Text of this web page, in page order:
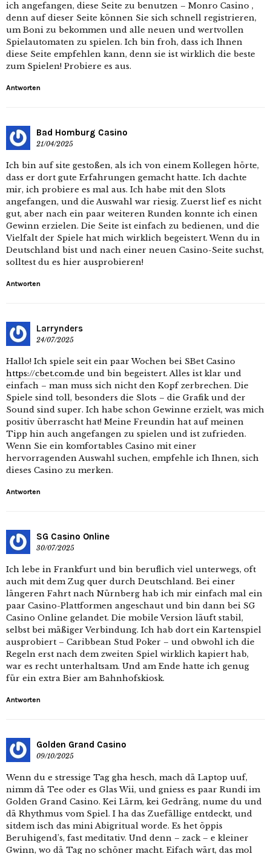
ich angefangen, diese Seite zu benutzen – Monro Casino ,
denn auf dieser Seite können Sie sich schnell registrieren,
um Boni zu bekommen und alle neuen und wertvollen
Spielautomaten zu spielen. Ich bin froh, dass ich Ihnen
diese Seite empfehlen kann, denn sie ist wirklich die beste
zum Spielen! Probiere es aus.
Antworten
Bad Homburg Casino
21/04/2025
Ich bin auf site gestoßen, als ich von einem Kollegen hörte,
dass er dort gute Erfahrungen gemacht hatte. Ich dachte
mir, ich probiere es mal aus. Ich habe mit den Slots
angefangen, und die Auswahl war riesig. Zuerst lief es nicht
gut, aber nach ein paar weiteren Runden konnte ich einen
Gewinn erzielen. Die Seite ist einfach zu bedienen, und die
Vielfalt der Spiele hat mich wirklich begeistert. Wenn du in
Deutschland bist und nach einer neuen Casino-Seite suchst,
solltest du es hier ausprobieren!
Antworten
Larrynders
24/07/2025
Hallo! Ich spiele seit ein paar Wochen bei SBet Casino
https://cbet.com.de und bin begeistert. Alles ist klar und
einfach – man muss sich nicht den Kopf zerbrechen. Die
Spiele sind toll, besonders die Slots – die Grafik und der
Sound sind super. Ich habe schon Gewinne erzielt, was mich
positiv überrascht hat! Meine Freundin hat auf meinen
Tipp hin auch angefangen zu spielen und ist zufrieden.
Wenn Sie ein komfortables Casino mit einer
hervorragenden Auswahl suchen, empfehle ich Ihnen, sich
dieses Casino zu merken.
Antworten
SG Casino Online
30/07/2025
Ich lebe in Frankfurt und bin beruflich viel unterwegs, oft
auch mit dem Zug quer durch Deutschland. Bei einer
längeren Fahrt nach Nürnberg hab ich mir einfach mal ein
paar Casino-Plattformen angeschaut und bin dann bei SG
Casino Online gelandet. Die mobile Version läuft stabil,
selbst bei mäßiger Verbindung. Ich hab dort ein Kartenspiel
ausprobiert – Caribbean Stud Poker – und obwohl ich die
Regeln erst nach dem zweiten Spiel wirklich kapiert hab,
war es recht unterhaltsam. Und am Ende hatte ich genug
für ein extra Bier am Bahnhofskiosk.
Antworten
Golden Grand Casino
09/10/2025
Wenn du e stressige Tag gha hesch, mach dä Laptop uuf,
nimm dä Tee oder es Glas Wii, und gniess es paar Rundi im
Golden Grand Casino. Kei Lärm, kei Gedräng, nume du und
dä Rhythmus vom Spiel. I ha das Zuefällige entdeckt, und
sitdem isch das mini Abigritual worde. Es het öppis
Beruhigend’s, fast meditativ. Und denn – zack – e kleiner
Gwinn, wo dä Tag no schöner macht. Eifach wärt, das mol